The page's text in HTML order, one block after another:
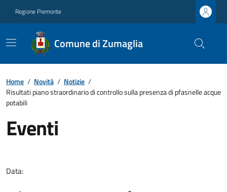
Regione Piemonte
Comune di Zumaglia
Home / Novità / Notizie /
Risultati piano straordinario di controllo sulla presenza di pfasnelle acque
potabili
Eventi
Data: